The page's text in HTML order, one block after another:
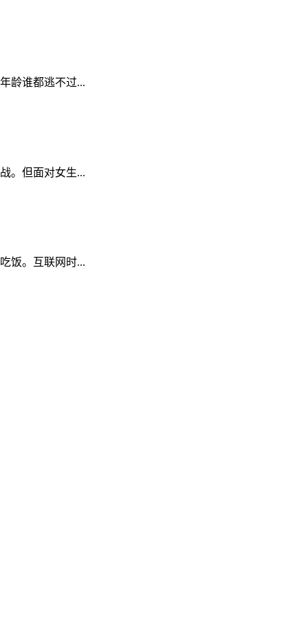
龄谁都逃不过...
。但面对女生...
饭。互联网时...